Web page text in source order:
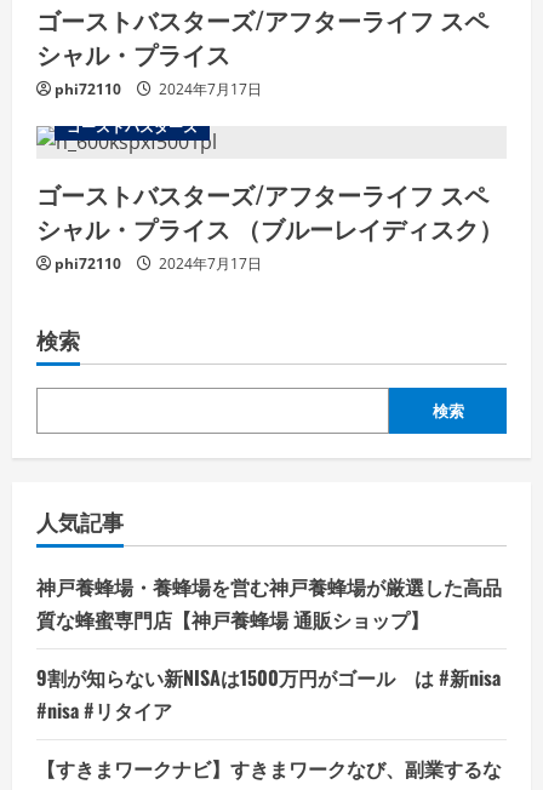
ゴーストバスターズ/アフターライフ スペ
シャル・プライス
phi72110
2024年7月17日
ゴーストバスターズ
ゴーストバスターズ/アフターライフ スペ
シャル・プライス （ブルーレイディスク）
phi72110 2024年7月17日
検索
検索
人気記事
神戸養蜂場・養蜂場を営む神戸養蜂場が厳選した高品
質な蜂蜜専門店【神戸養蜂場 通販ショップ】
9割が知らない新NISAは1500万円がゴール は #新nisa
#nisa #リタイア
【すきまワークナビ】すきまワークなび、副業するな